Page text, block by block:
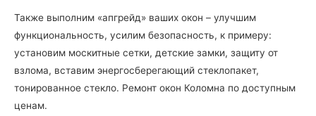
Также выполним «апгрейд» ваших окон – улучшим
функциональность, усилим безопасность, к примеру:
установим москитные сетки, детские замки, защиту от
взлома, вставим энергосберегающий стеклопакет,
тонированное стекло. Ремонт окон Коломна по доступным
ценам.